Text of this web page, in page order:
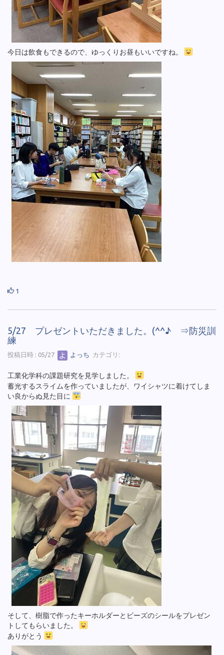
今日は飲食もできるので、ゆっくりお昼もいいですね。
1
5/27 プレゼントいただきました。(^^♪ ⇒防災訓
練
投稿日時 : 05/27 よっち カテゴリ:
工業化学科の課題研究を見学しました。
蓄光するスライムを作っていましたが、ワイシャツに着けてしま
い良からぬ見た目に
そして、樹脂で作ったキーホルダーとビーズのシールをプレゼン
トしてもらいました。
ありがとう